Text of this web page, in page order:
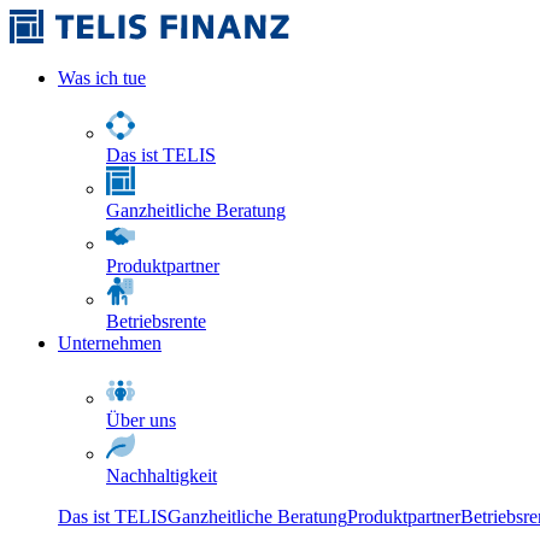
Was ich tue
Das ist TELIS
Ganzheitliche Beratung
Produktpartner
Betriebsrente
Unternehmen
Über uns
Nachhaltigkeit
Das ist TELISGanzheitliche BeratungProduktpartner